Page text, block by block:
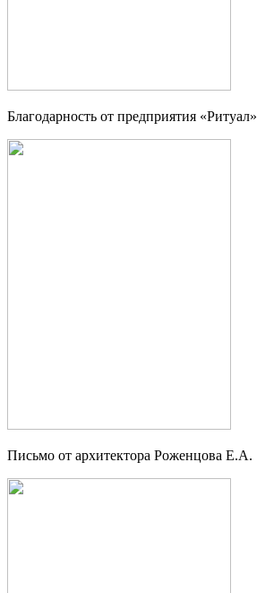
Благодарность от предприятия «Ритуал»
Письмо от архитектора Роженцова Е.А.